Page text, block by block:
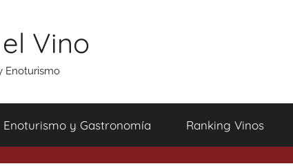
Vino
Enoturismo
Enoturismo y Gastronomía Ranking Vinos